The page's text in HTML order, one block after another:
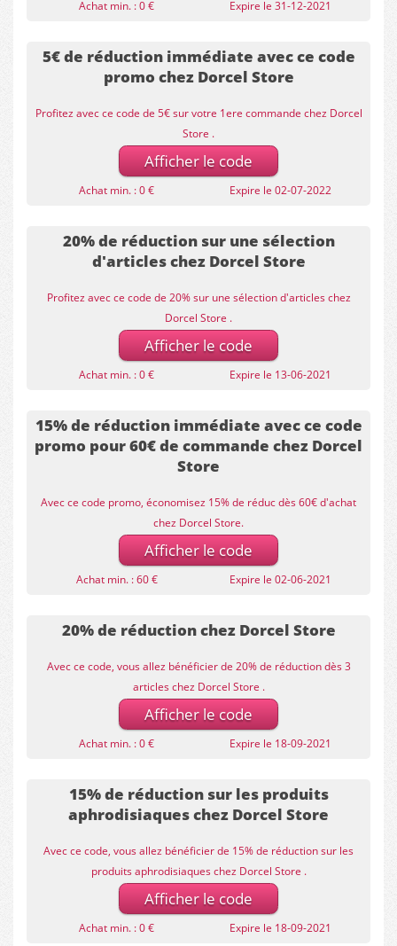
Achat min. : 0 € Expire le 31-12-2021
5€ de réduction immédiate avec ce code
promo chez Dorcel Store
Profitez avec ce code de 5€ sur votre 1ere commande chez Dorcel
Store .
Afficher le code
Achat min. : 0 € Expire le 02-07-2022
20% de réduction sur une sélection
d'articles chez Dorcel Store
Profitez avec ce code de 20% sur une sélection d'articles chez
Dorcel Store .
Afficher le code
Achat min. : 0 € Expire le 13-06-2021
15% de réduction immédiate avec ce code
promo pour 60€ de commande chez Dorcel
Store
Avec ce code promo, économisez 15% de réduc dès 60€ d'achat
chez Dorcel Store.
Afficher le code
Achat min. : 60 € Expire le 02-06-2021
20% de réduction chez Dorcel Store
Avec ce code, vous allez bénéficier de 20% de réduction dès 3
articles chez Dorcel Store .
Afficher le code
Achat min. : 0 € Expire le 18-09-2021
15% de réduction sur les produits
aphrodisiaques chez Dorcel Store
Avec ce code, vous allez bénéficier de 15% de réduction sur les
produits aphrodisiaques chez Dorcel Store .
Afficher le code
Achat min. : 0 € Expire le 18-09-2021